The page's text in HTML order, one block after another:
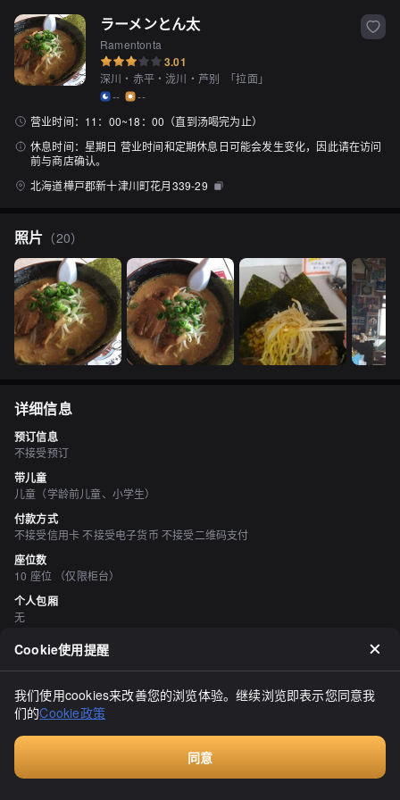
ラーメンとん太
Ramentonta
3.01
深川・赤平・泷川・芦别 「拉面」
--
--
营业时间： 11：00~18：00（直到汤喝完为止）
休息时间： 星期日 营业时间和定期休息日可能会发生变化，因此请在访问
前与商店确认。
北海道樺戸郡新十津川町花月339-29
照片 （20）
详细信息
预订信息
不接受预订
带儿童
儿童（学龄前儿童、小学生）
付款方式
不接受信用卡 不接受电子货币 不接受二维码支付
座位数
10 座位 （仅限柜台）
个人包厢
无
吸烟与禁烟
所有座位均禁止吸烟
有 15 单位
空间与设备
有吧台座位
Cookie使用提醒
我们使用cookies来改善您的浏览体验。继续浏览即表示您同意我
们的Cookie政策
同意